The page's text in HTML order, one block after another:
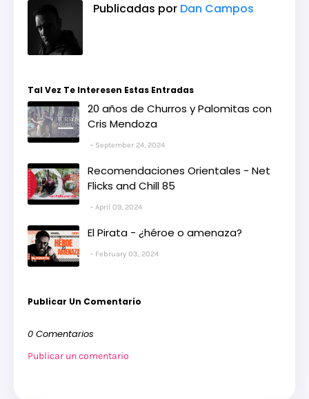
Publicadas por Dan Campos
Tal Vez Te Interesen Estas Entradas
20 años de Churros y Palomitas con
Cris Mendoza
September 24, 2024
Recomendaciones Orientales - Net
Flicks and Chill 85
April 09, 2024
El Pirata - ¿héroe o amenaza?
February 03, 2024
Publicar Un Comentario
0 Comentarios
Publicar un comentario